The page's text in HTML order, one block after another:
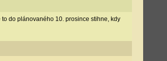
do plánovaného 10. prosince stihne, kdy